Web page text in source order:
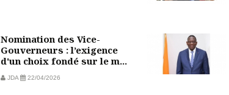
Nomination des Vice-
Gouverneurs : l’exigence
d'un choix fondé sur le m...
JDA 22/04/2026